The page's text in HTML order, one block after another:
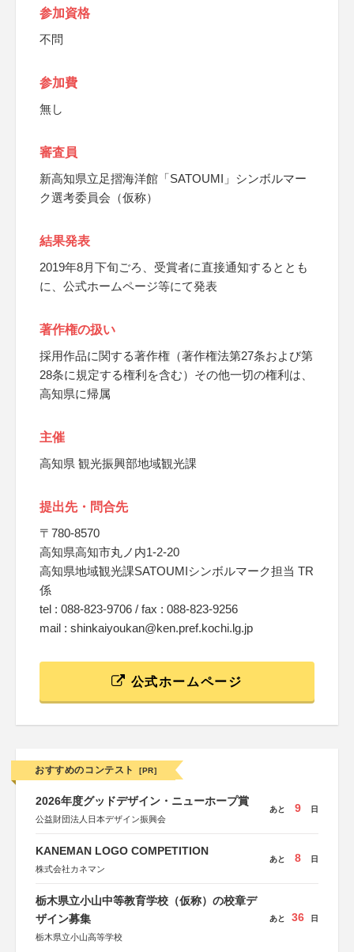
参加資格
不問
参加費
無し
審査員
新高知県立足摺海洋館「SATOUMI」シンボルマー
ク選考委員会（仮称）
結果発表
2019年8月下旬ごろ、受賞者に直接通知するととも
に、公式ホームページ等にて発表
著作権の扱い
採用作品に関する著作権（著作権法第27条および第
28条に規定する権利を含む）その他一切の権利は、
高知県に帰属
主催
高知県 観光振興部地域観光課
提出先・問合先
〒780-8570
高知県高知市丸ノ内1-2-20
高知県地域観光課SATOUMIシンボルマーク担当 TR
係
tel : 088-823-9706 / fax : 088-823-9256
mail : shinkaiyoukan@ken.pref.kochi.lg.jp
公式ホームページ
おすすめのコンテスト [PR]
2026年度グッドデザイン・ニューホープ賞
公益財団法人日本デザイン振興会
あと 9 日
KANEMAN LOGO COMPETITION
株式会社カネマン
あと 8 日
栃木県立小山中等教育学校（仮称）の校章デ
ザイン募集
栃木県立小山高等学校
あと 36 日